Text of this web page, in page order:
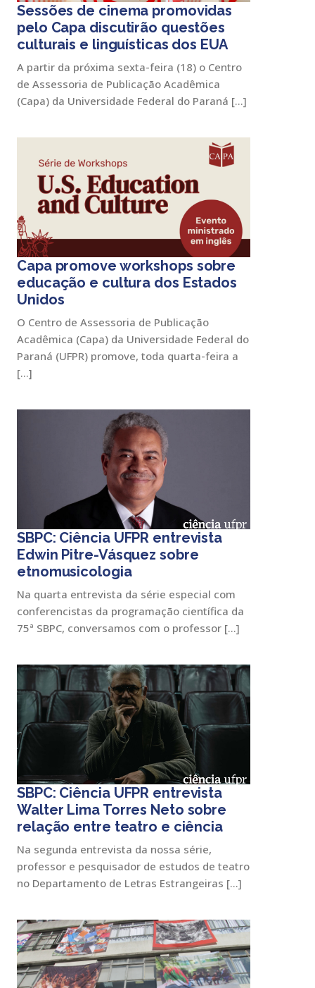
Sessões de cinema promovidas
pelo Capa discutirão questões
culturais e linguísticas dos EUA
A partir da próxima sexta-feira (18) o Centro
de Assessoria de Publicação Acadêmica
(Capa) da Universidade Federal do Paraná […]
Capa promove workshops sobre
educação e cultura dos Estados
Unidos
O Centro de Assessoria de Publicação
Acadêmica (Capa) da Universidade Federal do
Paraná (UFPR) promove, toda quarta-feira a
[…]
SBPC: Ciência UFPR entrevista
Edwin Pitre-Vásquez sobre
etnomusicologia
Na quarta entrevista da série especial com
conferencistas da programação científica da
75ª SBPC, conversamos com o professor […]
SBPC: Ciência UFPR entrevista
Walter Lima Torres Neto sobre
relação entre teatro e ciência
Na segunda entrevista da nossa série,
professor e pesquisador de estudos de teatro
no Departamento de Letras Estrangeiras […]